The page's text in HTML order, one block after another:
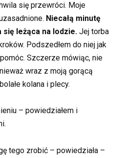
się przewróci. Moje
Niecałą minutę
się leżąca na lodzie. Jej torba
Podszedłem do niej jak
Szczerze mówiąc, nie
wraz z moją gorącą
kolana i plecy.
– powiedziałem i
tego zrobić – powiedziała –